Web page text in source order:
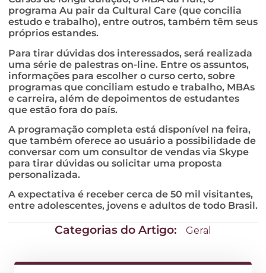
programa Au pair da Cultural Care (que concilia
estudo e trabalho), entre outros, também têm seus
próprios estandes.
Para tirar dúvidas dos interessados, será realizada
uma série de palestras on-line. Entre os assuntos,
informações para escolher o curso certo, sobre
programas que conciliam estudo e trabalho, MBAs
e carreira, além de depoimentos de estudantes
que estão fora do país.
A programação completa está disponível na feira,
que também oferece ao usuário a possibilidade de
conversar com um consultor de vendas via Skype
para tirar dúvidas ou solicitar uma proposta
personalizada.
A expectativa é receber cerca de 50 mil visitantes,
entre adolescentes, jovens e adultos de todo Brasil.
Categorias do Artigo: Geral